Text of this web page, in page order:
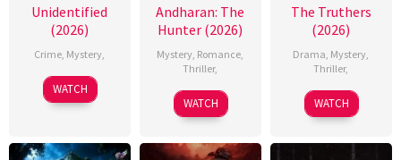
Unidentified
(2026)
Crime, Mystery,
WATCH
Andharan: The
Hunter (2026)
Mystery, Romance,
Thriller,
WATCH
The Truthers
(2026)
Drama, Mystery,
Thriller,
WATCH